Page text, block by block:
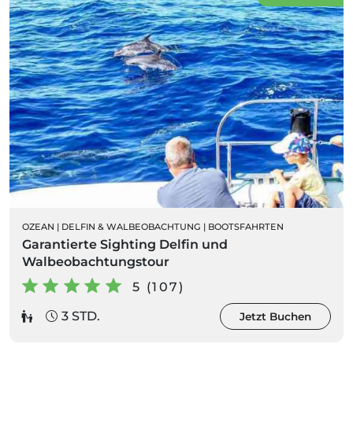
OZEAN | DELFIN & WALBEOBACHTUNG | BOOTSFAHRTEN
Garantierte Sighting Delfin und
Walbeobachtungstour
5 (107)
3 STD.
Jetzt Buchen